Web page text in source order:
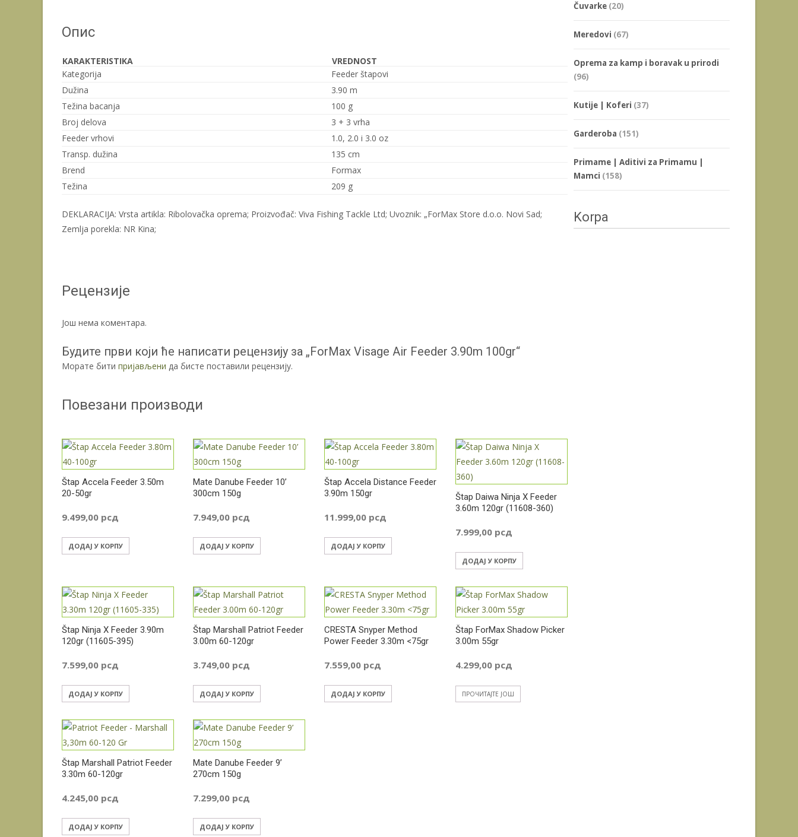
Опис
KARAKTERISTIKA
VREDNOST
Kategorija
Feeder štapovi
Dužina
3.90 m
Težina bacanja
100 g
Broj delova
3 + 3 vrha
Feeder vrhovi
1.0, 2.0 i 3.0 oz
Transp. dužina
135 cm
Brend
Formax
Težina
209 g
DEKLARACIJA: Vrsta artikla: Ribolovačka oprema; Proizvođač: Viva Fishing Tackle Ltd; Uvoznik: „ForMax Store d.o.o. Novi Sad;
Zemlja porekla: NR Kina;
Рецензије
Још нема коментара.
Будите први који ће написати рецензију за „ForMax Visage Air Feeder 3.90m 100gr“
Морате бити пријављени да бисте поставили рецензију.
Повезани производи
Štap Accela Feeder 3.50m
20-50gr
9.499,00 рсд
ДОДАЈ У КОРПУ
Mate Danube Feeder 10’
300cm 150g
7.949,00 рсд
ДОДАЈ У КОРПУ
Štap Accela Distance Feeder
3.90m 150gr
11.999,00 рсд
ДОДАЈ У КОРПУ
Štap Daiwa Ninja X Feeder
3.60m 120gr (11608-360)
7.999,00 рсд
ДОДАЈ У КОРПУ
Štap Ninja X Feeder 3.90m
120gr (11605-395)
7.599,00 рсд
ДОДАЈ У КОРПУ
Štap Marshall Patriot Feeder
3.00m 60-120gr
3.749,00 рсд
ДОДАЈ У КОРПУ
CRESTA Snyper Method
Power Feeder 3.30m <75gr
7.559,00 рсд
ДОДАЈ У КОРПУ
Štap ForMax Shadow Picker
3.00m 55gr
4.299,00 рсд
ПРОЧИТАЈТЕ ЈОШ
Štap Marshall Patriot Feeder
3.30m 60-120gr
4.245,00 рсд
ДОДАЈ У КОРПУ
Mate Danube Feeder 9’
270cm 150g
7.299,00 рсд
ДОДАЈ У КОРПУ
Čuvarke (20)
Meredovi (67)
Oprema za kamp i boravak u prirodi
(96)
Kutije | Koferi (37)
Garderoba (151)
Primame | Aditivi za Primamu |
Mamci (158)
Korpa